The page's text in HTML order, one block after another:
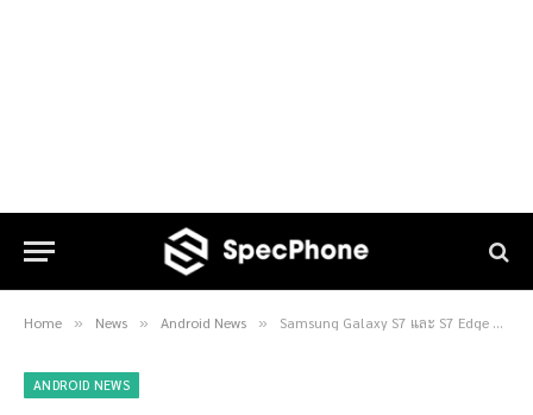
Home » News » Android News » Samsung Galaxy S7 และ S7 Edge กำลังจะมียอดขายมุ่งสู่ 25 ล้านเครื่องภายในเดือนมิถุนายน !!
ANDROID NEWS